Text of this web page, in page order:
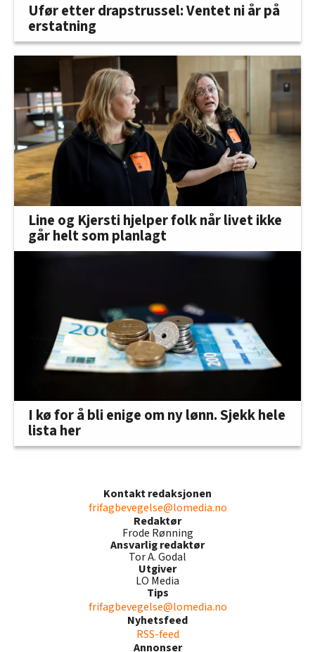
Ufør etter drapstrussel: Ventet ni år på
erstatning
Line og Kjersti hjelper folk når livet ikke
går helt som planlagt
I kø for å bli enige om ny lønn. Sjekk hele
lista her
Kontakt redaksjonen
frifagbevegelse@lomedia.no
Redaktør
Frode Rønning
Ansvarlig redaktør
Tor A. Godal
Utgiver
LO Media
Tips
frifagbevegelse@lomedia.no
Nyhetsfeed
RSS-feed
Annonser